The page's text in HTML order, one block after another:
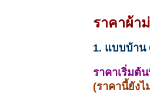
ราคาผ้า
1. แบบบ้าน
ราคาเริ่มต้
(ราคานี้ยังไ